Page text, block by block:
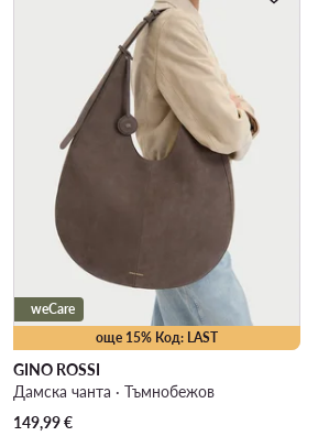
още 15% Код: LAST
weCare
GINO ROSSI
Дамска чанта · Тъмнобежов
149,99€